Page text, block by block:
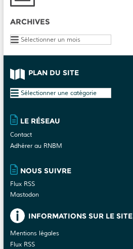
ARCHIVES
Archives
PLAN DU SITE
Plan
site
LE RÉSEAU
Contact
Adhérer au RNBM
NOUS SUIVRE
Flux RSS
Mastodon
INFORMATIONS SUR LE SITE
Mentions légales
Flux RSS